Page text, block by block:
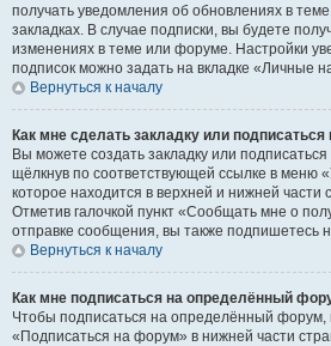
получать уведомления об обновлениях в
закладках. В случае подписки, вы будете
изменениях в теме или форуме. Настройки
подписок можно задать на вкладке «Личные
Вернуться к началу
Как мне сделать закладку или
Вы можете создать закладку или
щёлкнув по соответствующей ссылке в меню
которое находится в верхней и нижней
Отметив галочкой пункт «Сообщать мне о
отправке сообщения, вы также подпишетесь
Вернуться к началу
Как мне подписаться на определённый
Чтобы подписаться на определённый форум,
«Подписаться на форум» в нижней части